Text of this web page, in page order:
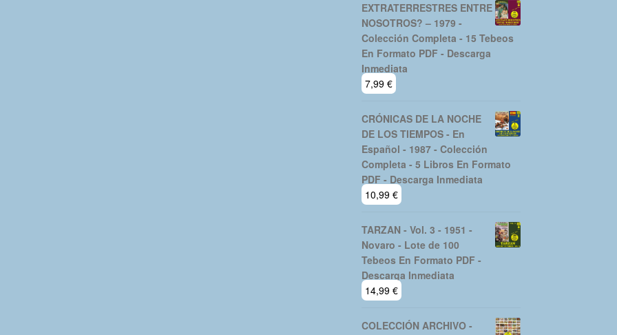
EXTRATERRESTRES ENTRE
NOSOTROS? – 1979 -
Colección Completa - 15 Tebeos
En Formato PDF - Descarga
Inmediata
7,99 €
CRÓNICAS DE LA NOCHE
DE LOS TIEMPOS - En
Español - 1987 - Colección
Completa - 5 Libros En Formato
PDF - Descarga Inmediata
10,99 €
TARZAN - Vol. 3 - 1951 -
Novaro - Lote de 100
Tebeos En Formato PDF -
Descarga Inmediata
14,99 €
COLECCIÓN ARCHIVO -